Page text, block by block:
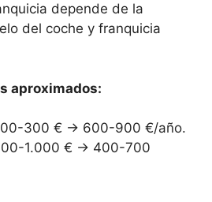
depende de la
del coche y franquicia
aproximados:
300 € → 600-900 €/año.
1.000 € → 400-700